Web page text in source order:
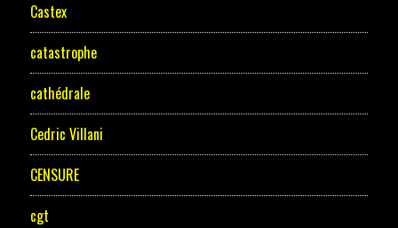
Castex
catastrophe
cathédrale
Cedric Villani
CENSURE
cgt